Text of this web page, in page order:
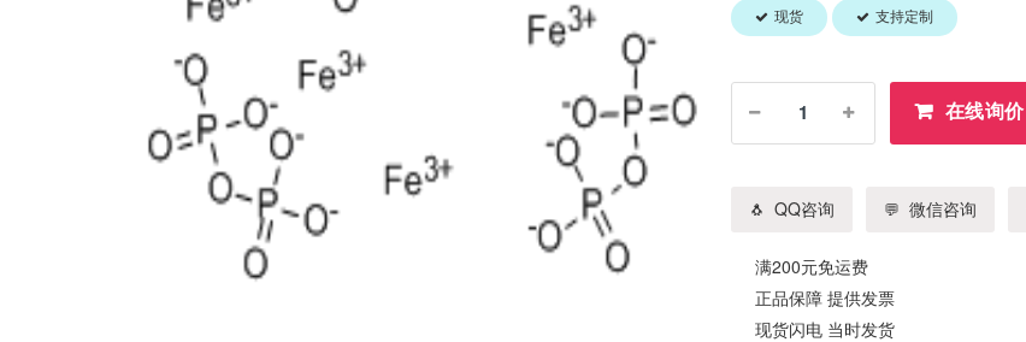
现货 支持定制
在线询价
QQ咨询 微信咨询
满200元免运费
正品保障 提供发票
现货闪电 当时发货